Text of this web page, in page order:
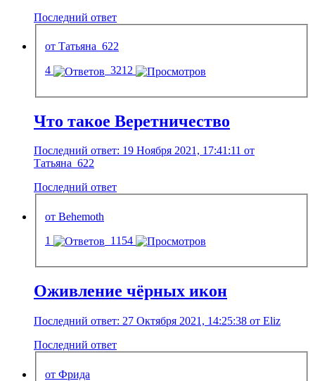
Последний ответ
от Татьяна_622
4
3212
Что такое Веретничество
Последний ответ: 19 Ноября 2021, 17:41:11 от
Татьяна_622
Последний ответ
от Behemoth
1
1154
Оживление чёрных икон
Последний ответ: 27 Октября 2021, 14:25:38 от Eliz
Последний ответ
от Фрида